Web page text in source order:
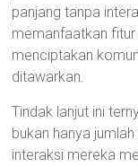
panjang tanpa
memanfaatkan
menciptakan
ditawarkan.
Tindak lanjut ini
bukan hanya
interaksi mereka